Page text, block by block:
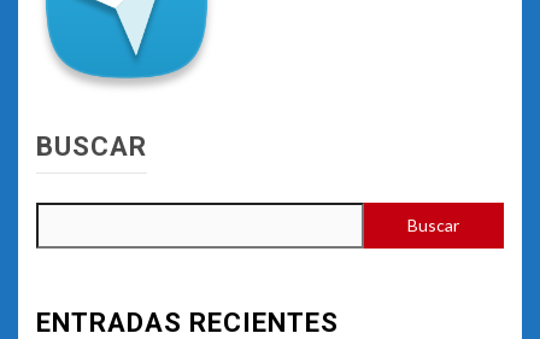
BUSCAR
Buscar
ENTRADAS RECIENTES